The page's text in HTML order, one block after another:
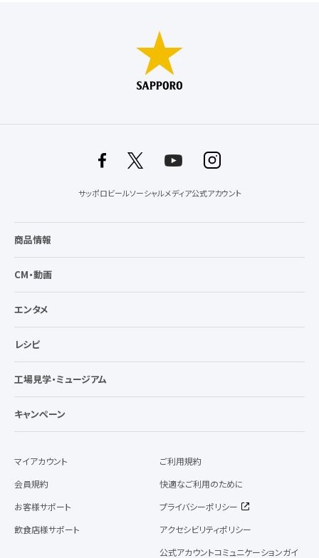
サッポロビールソーシャルメディア公式アカウント
商品情報
CM・動画
エンタメ
レシピ
工場見学・ミュージアム
キャンペーン
マイアカウント
会員規約
お客様サポート
飲食店様サポート
ご利用規約
快適なご利用のために
プライバシーポリシー
アクセシビリティポリシー
公式アカウントコミュニケーションガイ